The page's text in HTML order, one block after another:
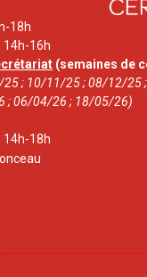
18h
14h-16h
(semaines de
25 ; 10/11/25 ; 08/12/25
; 06/04/26 ; 18/05/26)
14h-18h